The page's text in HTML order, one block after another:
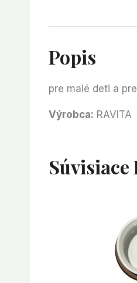
Popis
pre malé deti a
Výrobca: RAVITA